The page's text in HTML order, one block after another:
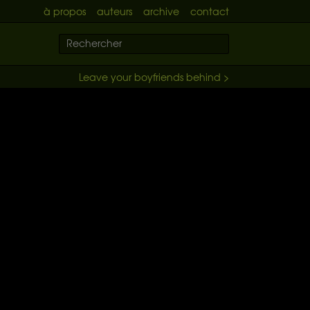
à propos auteurs archive contact
Leave your boyfriends behind >